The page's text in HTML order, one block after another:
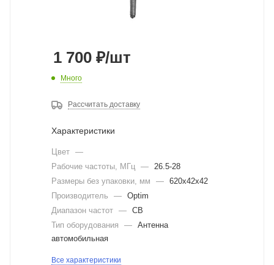
1 700 ₽/шт
Много
Рассчитать доставку
Характеристики
Цвет —
Рабочие частоты, МГц
—
26.5-28
Размеры без упаковки, мм
— 620x42x42
Производитель
— Optim
Диапазон частот — CB
Тип оборудования
— Антенна
автомобильная
Все характеристики